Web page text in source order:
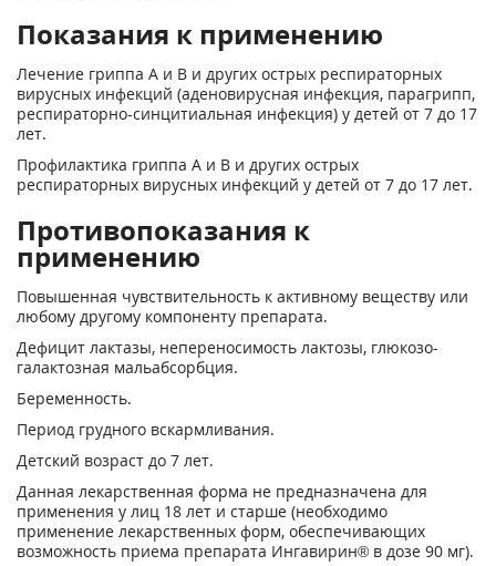
Показания к применению
Лечение гриппа А и В и других острых респираторных
вирусных инфекций (аденовирусная инфекция, парагрипп,
респираторно-синцитиальная инфекция) у детей от 7 до 17
лет.
Профилактика гриппа А и В и других острых
респираторных вирусных инфекций у детей от 7 до 17 лет.
Противопоказания к
применению
Повышенная чувствительность к активному веществу или
любому другому компоненту препарата.
Дефицит лактазы, непереносимость лактозы, глюкозо-
галактозная мальабсорбция.
Беременность.
Период грудного вскармливания.
Детский возраст до 7 лет.
Данная лекарственная форма не предназначена для
применения у лиц 18 лет и старше (необходимо
применение лекарственных форм, обеспечивающих
возможность приема препарата Ингавирин® в дозе 90 мг).